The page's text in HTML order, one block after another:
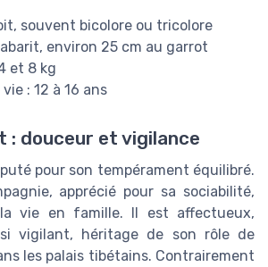
souvent bicolore ou tricolore
environ 25 cm au garrot
et 8 kg
: 12 à 16 ans
: douceur et vigilance
pour son tempérament équilibré.
apprécié pour sa sociabilité,
la vie en famille. Il est affectueux,
vigilant, héritage de son rôle de
les palais tibétains. Contrairement